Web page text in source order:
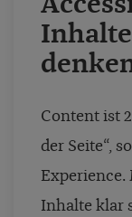
Inhalte
Content ist
der Seite“,
Experience.
Inhalte klar